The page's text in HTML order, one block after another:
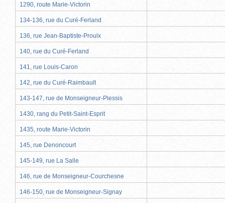
1290, route Marie-Victorin
134-136, rue du Curé-Ferland
136, rue Jean-Baptiste-Proulx
140, rue du Curé-Ferland
141, rue Louis-Caron
142, rue du Curé-Raimbault
143-147, rue de Monseigneur-Plessis
1430, rang du Petit-Saint-Esprit
1435, route Marie-Victorin
145, rue Denoncourt
145-149, rue La Salle
146, rue de Monseigneur-Courchesne
146-150, rue de Monseigneur-Signay